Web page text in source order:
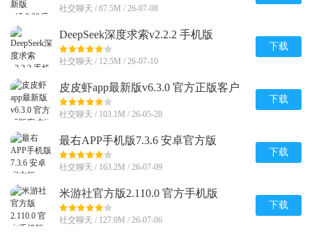
社交聊天 / 67.5M / 26-07-08
DeepSeek深度求索v2.2.2 手机版
社交聊天 / 12.5M / 26-07-10
下载
皮皮虾app最新版v6.3.0 官方正版客户
端
社交聊天 / 103.1M / 26-05-28
下载
最右APP手机版7.3.6 安卓官方版
社交聊天 / 163.2M / 26-07-09
下载
米游社官方版2.110.0 官方手机版
社交聊天 / 127.0M / 26-07-06
下载